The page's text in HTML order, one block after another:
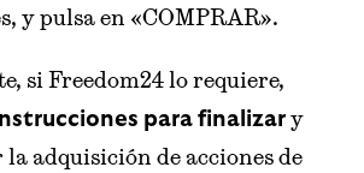
y pulsa en «COMPRAR».
si Freedom24 lo requiere,
para finalizar y
adquisición de acciones de